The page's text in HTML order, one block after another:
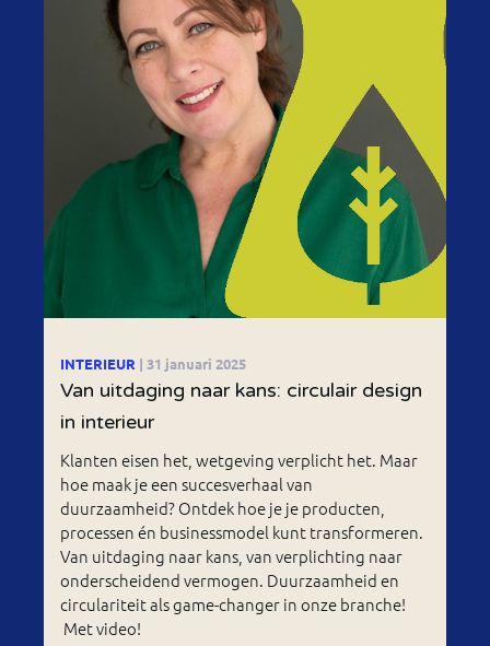
INTERIEUR | 31 januari 2025
Van uitdaging naar kans: circulair design
in interieur
Klanten eisen het, wetgeving verplicht het. Maar
hoe maak je een succesverhaal van
duurzaamheid? Ontdek hoe je je producten,
processen én businessmodel kunt transformeren.
Van uitdaging naar kans, van verplichting naar
onderscheidend vermogen. Duurzaamheid en
circulariteit als game-changer in onze branche!
Met video!